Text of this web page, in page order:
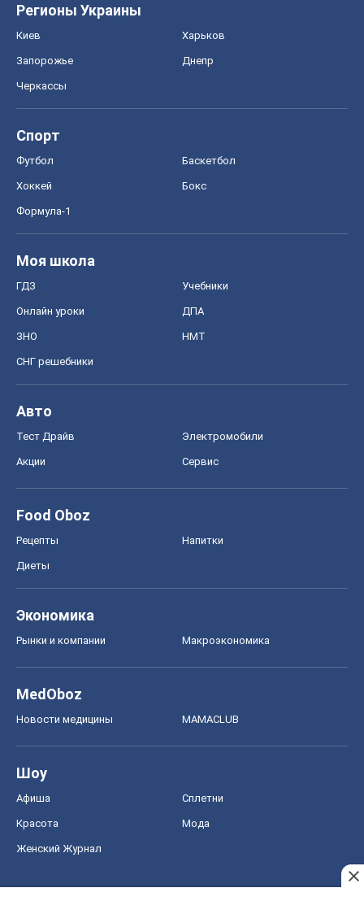
Регионы Украины
Киев Харьков
Запорожье Днепр
Черкассы
Спорт
Футбол Баскетбол
Хоккей Бокс
Формула-1
Моя школа
ГДЗ Учебники
Онлайн уроки ДПА
ЗНО НМТ
СНГ решебники
Авто
Тест Драйв Электромобили
Акции Сервис
Food Oboz
Рецепты Напитки
Диеты
Экономика
Рынки и компании Mакроэкономика
MedOboz
Новости медицины MAMACLUB
Шоу
Афиша Сплетни
Красота Мода
Женский Журнал